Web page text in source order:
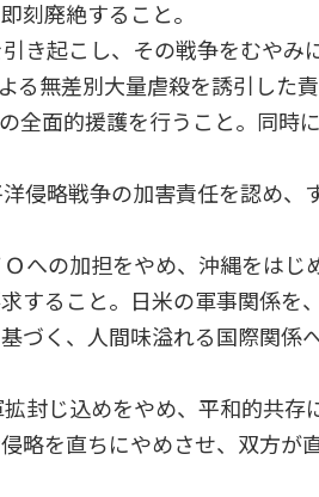
刻廃絶すること。
き起こし、その戦争をむやみ
る無差別大量虐殺を誘引した
全面的援護を行うこと。同時
侵略戦争の加害責任を認め、
への加担をやめ、沖縄をはじ
すること。日米の軍事関係を
づく、人間味溢れる国際関係
封じ込めをやめ、平和的共存
略を直ちにやめさせ、双方が